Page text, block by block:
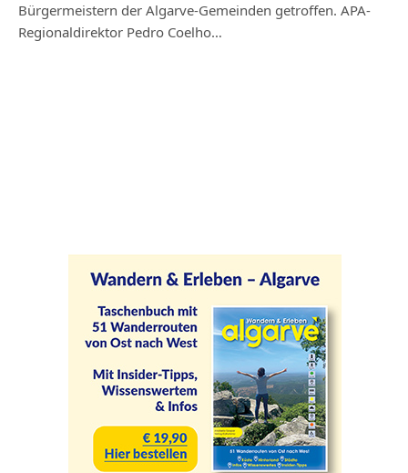
Bürgermeistern der Algarve-Gemeinden getroffen. APA-
Regionaldirektor Pedro Coelho…